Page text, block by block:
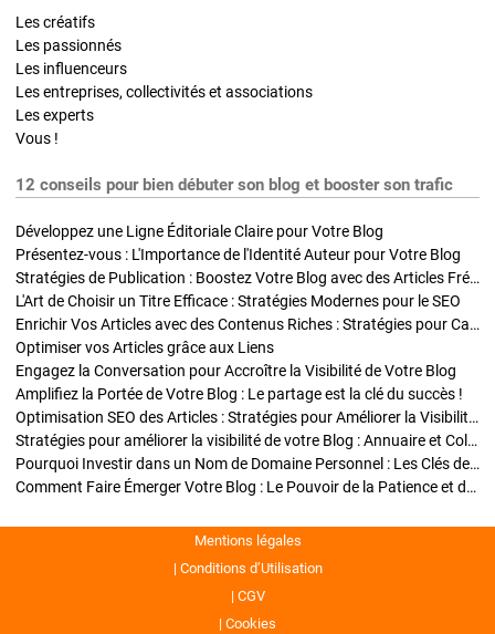
Les créatifs
Les passionnés
Les influenceurs
Les entreprises, collectivités et associations
Les experts
Vous !
12 conseils pour bien débuter son blog et booster son trafic
Développez une Ligne Éditoriale Claire pour Votre Blog
Présentez-vous : L'Importance de l'Identité Auteur pour Votre Blog
Stratégies de Publication : Boostez Votre Blog avec des Articles Fréquents et Exclusifs
L'Art de Choisir un Titre Efficace : Stratégies Modernes pour le SEO
Enrichir Vos Articles avec des Contenus Riches : Stratégies pour Captiver et Optimiser
Optimiser vos Articles grâce aux Liens
Engagez la Conversation pour Accroître la Visibilité de Votre Blog
Amplifiez la Portée de Votre Blog : Le partage est la clé du succès !
Optimisation SEO des Articles : Stratégies pour Améliorer la Visibilité de Votre Blog
Stratégies pour améliorer la visibilité de votre Blog : Annuaire et Collaborations
Pourquoi Investir dans un Nom de Domaine Personnel : Les Clés de la Réussite de Votre Blog
Comment Faire Émerger Votre Blog : Le Pouvoir de la Patience et de la Persévérance
Mentions légales
Conditions d’Utilisation
CGV
Cookies